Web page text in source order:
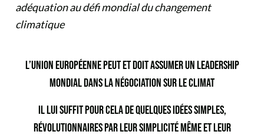
adéquation au défi mondial du changement
climatique
L’UNION EUROPÉENNE PEUT ET DOIT ASSUMER UN LEADERSHIP
MONDIAL DANS LA NÉGOCIATION SUR LE CLIMAT
IL LUI SUFFIT POUR CELA DE QUELQUES IDÉES SIMPLES,
RÉVOLUTIONNAIRES PAR LEUR SIMPLICITÉ MÊME ET LEUR